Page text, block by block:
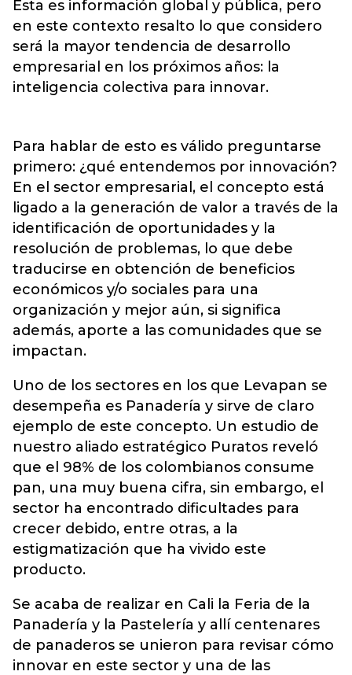
Esta es información global y pública, pero
en este contexto resalto lo que considero
será la mayor tendencia de desarrollo
empresarial en los próximos años: la
inteligencia colectiva para innovar.
Para hablar de esto es válido preguntarse
primero: ¿qué entendemos por innovación?
En el sector empresarial, el concepto está
ligado a la generación de valor a través de la
identificación de oportunidades y la
resolución de problemas, lo que debe
traducirse en obtención de beneficios
económicos y/o sociales para una
organización y mejor aún, si significa
además, aporte a las comunidades que se
impactan.
Uno de los sectores en los que Levapan se
desempeña es Panadería y sirve de claro
ejemplo de este concepto. Un estudio de
nuestro aliado estratégico Puratos reveló
que el 98% de los colombianos consume
pan, una muy buena cifra, sin embargo, el
sector ha encontrado dificultades para
crecer debido, entre otras, a la
estigmatización que ha vivido este
producto.
Se acaba de realizar en Cali la Feria de la
Panadería y la Pastelería y allí centenares
de panaderos se unieron para revisar cómo
innovar en este sector y una de las